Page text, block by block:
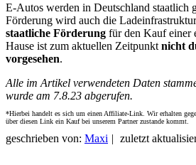
E-Autos werden in Deutschland staatlich
Förderung wird auch die
staatliche Förderung für den Kauf einer
Hause ist zum aktuellen Zeitpunkt nicht
vorgesehen.
Alle im Artikel verwendeten Daten
wurde am 7.8.23 abgerufen.
*Hierbei handelt es sich um einen Affiliate-Link. Wir erhalten
über diesen Link ein Kauf bei unserem Partner zustande kommt.
geschrieben von: Maxi | zuletzt